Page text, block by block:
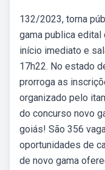
132/2023, torna
gama publica
início imediato e
17h22. No estado
prorroga as
organizado pelo
do concurso novo
goiás! São 356
oportunidades de
de novo gama